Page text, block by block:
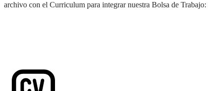
archivo con el Curriculum para integrar nuestra Bolsa de Trabajo: